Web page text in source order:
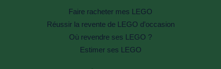
Faire racheter mes LEGO
Réussir la revente de LEGO d’occasion
Où revendre ses LEGO ?
Estimer ses LEGO